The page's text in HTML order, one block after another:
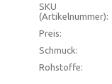
SKU
(Artikelnummer):
Preis:
Schmuck:
Rohstoffe: